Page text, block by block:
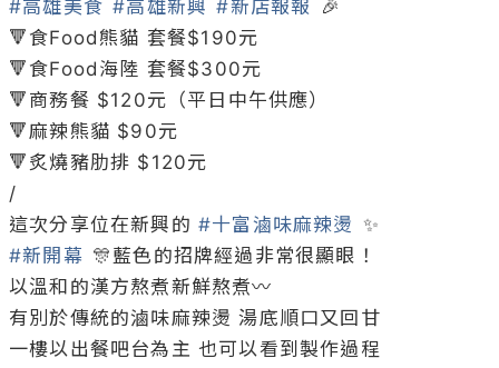
#高雄美食 #高雄新興 #新店報報
🎉
🔻食Food熊貓 套餐$190元
🔻食Food海陸 套餐$300元
🔻商務餐 $120元（平日中午供應）
🔻麻辣熊貓 $90元
🔻炙燒豬肋排 $120元
/
這次分享位在新興的 #十富滷味麻辣燙
#新開幕 🎊藍色的招牌經過非常很顯眼！
以溫和的漢方熬煮新鮮熬煮〰️
有別於傳統的滷味麻辣燙 湯底順口又回甘
一樓以出餐吧台為主 也可以看到製作過程